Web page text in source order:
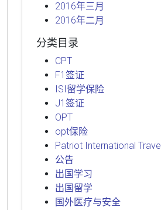
2016年三月
2016年二月
分类目录
CPT
F1签证
ISI留学保险
J1签证
OPT
opt保险
Patriot International Travel
公告
出国学习
出国留学
国外医疗与安全